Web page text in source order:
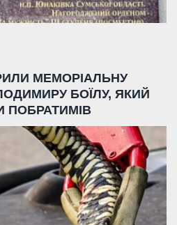
МЕМОРІАЛЬНУ
БОЇЛУ, ЯКИЙ
ПОБРАТИМІВ